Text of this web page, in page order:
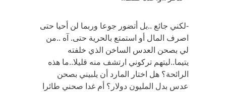
-لكني جائع ..بل أتضور جوعا وربما لن أحيا حتى
اصرف المال أو استمتع بالحرية حتى. آه ..من
لي بصحن العدس الساخن الذي خلفته
يتيما..ليتهم تركوني ارتشف منه قليلا..ما هذه
الرائحة؟ هل اختار المارد أن يلبيني بصحن
عدس بدل المليون دولار؟ أم غدا صحني طائرا